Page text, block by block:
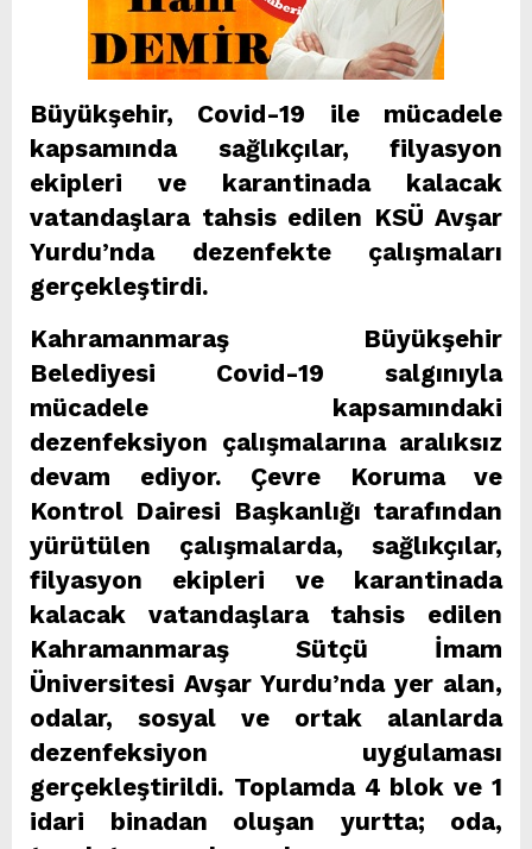
Büyükşehir, Covid-19 ile mücadele
kapsamında sağlıkçılar, filyasyon
ekipleri ve karantinada kalacak
vatandaşlara tahsis edilen KSÜ Avşar
Yurdu’nda dezenfekte çalışmaları
gerçekleştirdi.
Kahramanmaraş Büyükşehir
Belediyesi Covid-19 salgınıyla
mücadele kapsamındaki
dezenfeksiyon çalışmalarına aralıksız
devam ediyor. Çevre Koruma ve
Kontrol Dairesi Başkanlığı tarafından
yürütülen çalışmalarda, sağlıkçılar,
filyasyon ekipleri ve karantinada
kalacak vatandaşlara tahsis edilen
Kahramanmaraş Sütçü İmam
Üniversitesi Avşar Yurdu’nda yer alan,
odalar, sosyal ve ortak alanlarda
dezenfeksiyon uygulaması
gerçekleştirildi. Toplamda 4 blok ve 1
idari binadan oluşan yurtta; oda,